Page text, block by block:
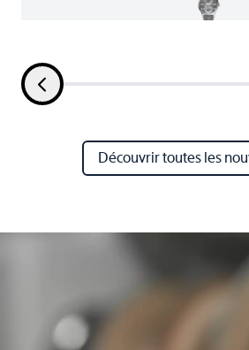
Découvrir toutes les